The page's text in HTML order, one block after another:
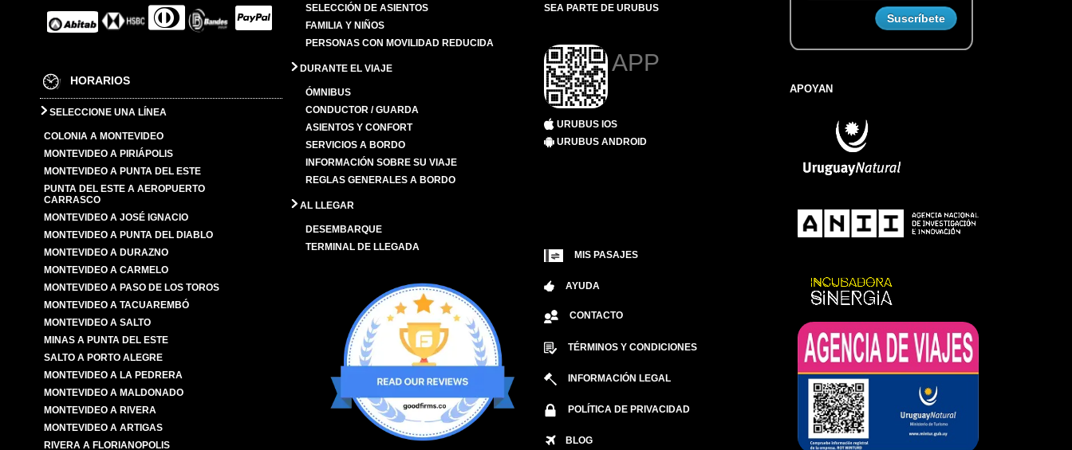
HORARIOS
SELECCIONE UNA LÍNEA
COLONIA A MONTEVIDEO
MONTEVIDEO A PIRIÁPOLIS
MONTEVIDEO A PUNTA DEL ESTE
PUNTA DEL ESTE A AEROPUERTO
CARRASCO
MONTEVIDEO A JOSÉ IGNACIO
MONTEVIDEO A PUNTA DEL DIABLO
MONTEVIDEO A DURAZNO
MONTEVIDEO A CARMELO
MONTEVIDEO A PASO DE LOS TOROS
MONTEVIDEO A TACUAREMBÓ
MONTEVIDEO A SALTO
MINAS A PUNTA DEL ESTE
SALTO A PORTO ALEGRE
MONTEVIDEO A LA PEDRERA
MONTEVIDEO A MALDONADO
MONTEVIDEO A RIVERA
MONTEVIDEO A ARTIGAS
RIVERA A FLORIANOPOLIS
SELECCIÓN DE ASIENTOS
FAMILIA Y NIÑOS
PERSONAS CON MOVILIDAD REDUCIDA
DURANTE EL VIAJE
ÓMNIBUS
CONDUCTOR / GUARDA
ASIENTOS Y CONFORT
SERVICIOS A BORDO
INFORMACIÓN SOBRE SU VIAJE
REGLAS GENERALES A BORDO
AL LLEGAR
DESEMBARQUE
TERMINAL DE LLEGADA
SEA PARTE DE URUBUS
APP
URUBUS IOS
URUBUS ANDROID
MIS PASAJES
AYUDA
CONTACTO
TÉRMINOS Y CONDICIONES
INFORMACIÓN LEGAL
POLÍTICA DE PRIVACIDAD
BLOG
APOYAN